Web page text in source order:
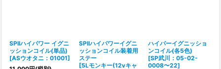
SPIIハイパワー イグニ
ッションコイル(単品)
[ASウオタニ：01001]
SPIIハイパワーイグニ
ッションコイル装着用
ステー
[5Lモンキー(12vキャ
ハイパーイグニッショ
ンコイル(各5色)
[SP武川：05-02-
0008〜22]